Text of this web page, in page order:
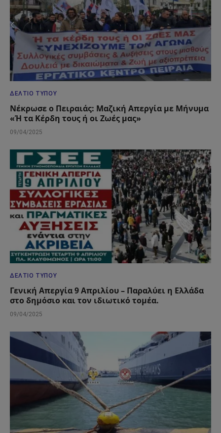
ΔΕΛΤΊΟ ΤΎΠΟΥ
Νέκρωσε ο Πειραιάς: Μαζική Απεργία με Μήνυμα
«Ή τα Κέρδη τους ή οι Ζωές μας»
09/04/2025
ΔΕΛΤΊΟ ΤΎΠΟΥ
Γενική Απεργία 9 Απριλίου – Παραλύει η Ελλάδα
στο δημόσιο και τον ιδιωτικό τομέα.
09/04/2025